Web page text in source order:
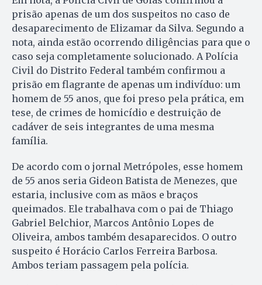
prisão apenas de um dos suspeitos no caso de
desaparecimento de Elizamar da Silva. Segundo a
nota, ainda estão ocorrendo diligências para que o
caso seja completamente solucionado. A Polícia
Civil do Distrito Federal também confirmou a
prisão em flagrante de apenas um indivíduo: um
homem de 55 anos, que foi preso pela prática, em
tese, de crimes de homicídio e destruição de
cadáver de seis integrantes de uma mesma
família.
De acordo com o jornal Metrópoles, esse homem
de 55 anos seria Gideon Batista de Menezes, que
estaria, inclusive com as mãos e braços
queimados. Ele trabalhava com o pai de Thiago
Gabriel Belchior, Marcos Antônio Lopes de
Oliveira, ambos também desaparecidos. O outro
suspeito é Horácio Carlos Ferreira Barbosa.
Ambos teriam passagem pela polícia.